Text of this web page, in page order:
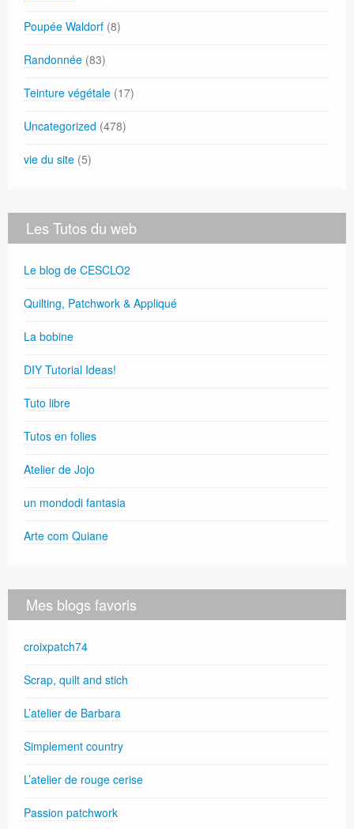
Poupée Waldorf (8)
Randonnée (83)
Teinture végétale (17)
Uncategorized (478)
vie du site (5)
Les Tutos du web
Le blog de CESCLO2
Quilting, Patchwork & Appliqué
La bobine
DIY Tutorial Ideas!
Tuto libre
Tutos en folies
Atelier de Jojo
un mondodi fantasia
Arte com Quiane
Mes blogs favoris
croixpatch74
Scrap, quilt and stich
L’atelier de Barbara
Simplement country
L’atelier de rouge cerise
Passion patchwork